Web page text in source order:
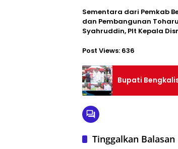
Sementara dari Pemkab
dan Pembangunan
Syahruddin, Plt Kepala
Post Views: 636
Bupati
Tinggalkan Balasan